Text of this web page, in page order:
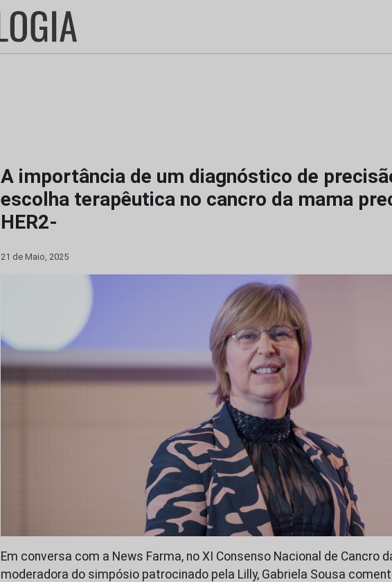
A importância de um diagnóstico de
escolha terapêutica no cancro da mama
HER2-
21 de Maio, 2025
Em conversa com a News Farma, no XI Consenso Nacional de Cancro
moderadora do simpósio patrocinado pela Lilly, Gabriela Sousa